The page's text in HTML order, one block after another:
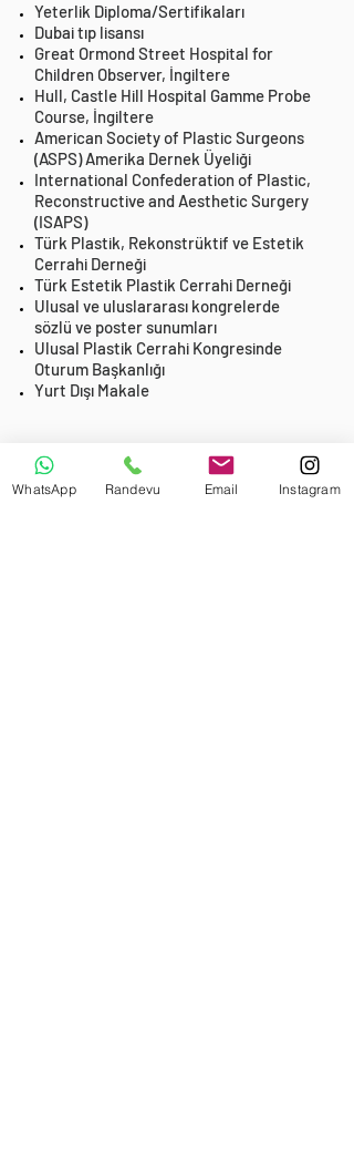
Yeterlik Diploma/Sertifikaları
Dubai tıp lisansı
Great Ormond Street Hospital for
Children Observer, İngiltere
Hull, Castle Hill Hospital Gamme Probe
Course, İngiltere
American Society of Plastic Surgeons
(ASPS) Amerika Dernek Üyeliği
International Confederation of Plastic,
Reconstructive and Aesthetic Surgery
(ISAPS)
Türk Plastik, Rekonstrüktif ve Estetik
Cerrahi Derneği
Türk Estetik Plastik Cerrahi Derneği
Ulusal ve uluslararası kongrelerde
sözlü ve poster sunumları
Ulusal Plastik Cerrahi Kongresinde
Oturum Başkanlığı
Yurt Dışı Makale
Metin Kasapoğlu cad A. Kadam
WhatsApp Randevu Email Instagram